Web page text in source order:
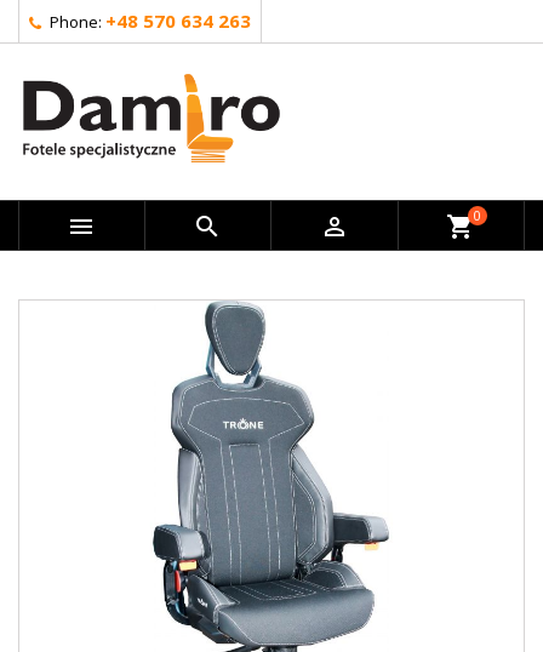
Phone: +48 570 634 263
   shopping_cart0